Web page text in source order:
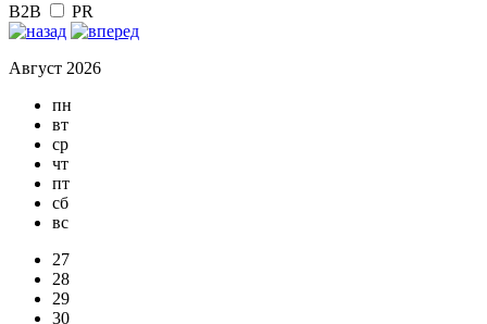
B2B PR
Август 2026
пн
вт
ср
чт
пт
сб
вс
27
28
29
30